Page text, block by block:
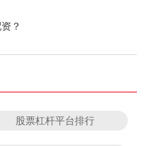
？
股票杠杆平台排行